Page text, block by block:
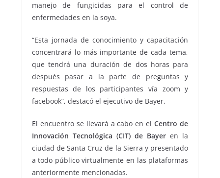
manejo de fungicidas para el control de
enfermedades en la soya.
“Esta jornada de conocimiento y capacitación
concentrará lo más importante de cada tema,
que tendrá una duración de dos horas para
después pasar a la parte de preguntas y
respuestas de los participantes vía zoom y
facebook”, destacó el ejecutivo de Bayer.
El encuentro se llevará a cabo en elCentro de
Innovación Tecnológica (CIT) de Bayer en la
ciudad de Santa Cruz de la Sierra y presentado
a todo público virtualmente en las plataformas
anteriormente mencionadas.